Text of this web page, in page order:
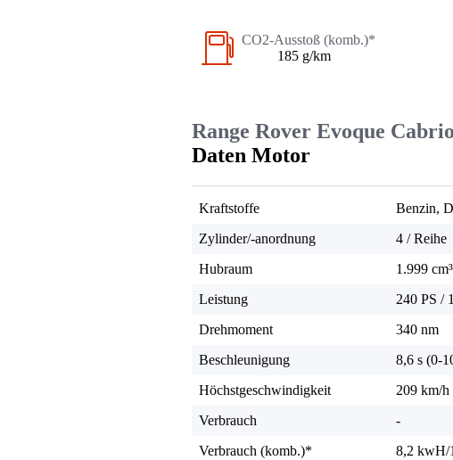
CO2-Ausstoß (komb.)*
185 g/km
Range Rover Evoque
Daten Motor
Kraftstoffe
Benzin,
Zylinder/-anordnung
4 / Reihe
Hubraum
1.999 cm³
Leistung
240 PS /
Drehmoment
340 nm
Beschleunigung
8,6 s (0-
Höchstgeschwindigkeit
209 km/h
Verbrauch
-
Verbrauch (komb.)*
8,2 kwH/